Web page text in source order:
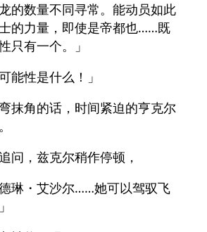
的数量不同寻常。能动员如此
的力量，即使是帝都也……既
只有一个。」
能性是什么！」
抹角的话，时间紧迫的亨克尔
问，兹克尔稍作停顿，
德琳・艾沙尔……她可以驾驭飞